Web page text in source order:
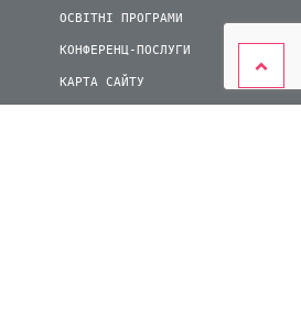
ОСВІТНІ ПРОГРАМИ
КОНФЕРЕНЦ-ПОСЛУГИ
КАРТА САЙТУ